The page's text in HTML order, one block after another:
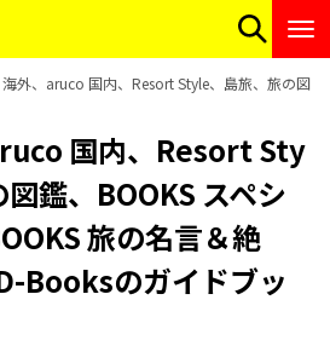
外、aruco 国内、Resort Style、島旅、旅の図
国内、Resort Sty
鑑、BOOKS スペシ
旅の名言＆絶
Booksのガイドブッ